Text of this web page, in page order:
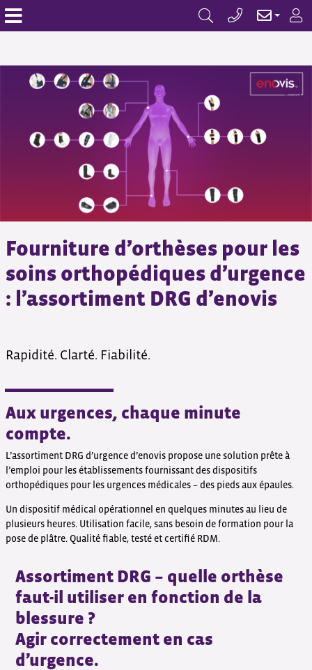
Fourniture d’orthèses pour les
soins orthopédiques d’urgence
: l’assortiment DRG d’enovis
Rapidité. Clarté. Fiabilité.
Aux urgences, chaque minute
compte.
L’assortiment DRG d’urgence d’enovis propose une solution prête à
l’emploi pour les établissements fournissant des dispositifs
orthopédiques pour les urgences médicales – des pieds aux épaules.
Un dispositif médical opérationnel en quelques minutes au lieu de
plusieurs heures. Utilisation facile, sans besoin de formation pour la
pose de plâtre. Qualité fiable, testé et certifié RDM.
Assortiment DRG – quelle orthèse
faut-il utiliser en fonction de la
blessure ?
Agir correctement en cas
d’urgence.